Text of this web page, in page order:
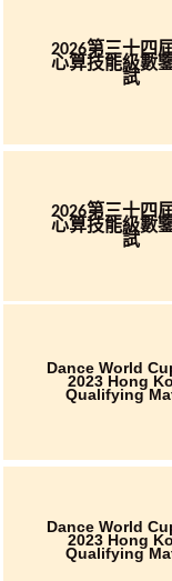
2026第三十四
心算技能級數
試
2026第三十四
心算技能級數
試
Dance World
2023 Hong
Qualifying
Dance World
2023 Hong
Qualifying